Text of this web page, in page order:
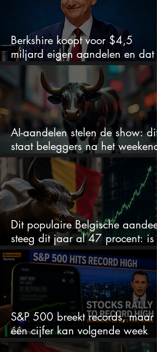
Berkshire koopt voor $4,5
miljard eigen aandelen en dat
zegt veel over de waardering
AI-aandelen stelen de show: dit
staat beleggers na het weekend
te wachten
Dit populaire Belgische aandeel
steeg dit jaar al 47 procent: is
ruimte voor meer?
S&P 500 breekt records, maar
één cijfer kan volgende week
alles veranderen